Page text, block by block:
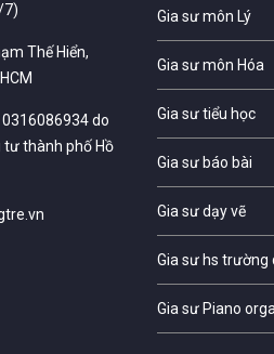
7)
Thế Hiển,
0316086934 do
tư thành phố Hồ
Gia sư môn Lý
Gia sư môn Hóa
Gia sư tiểu học
Gia sư báo bài
Gia sư dạy vẽ
Gia sư hs trường
Gia sư Piano